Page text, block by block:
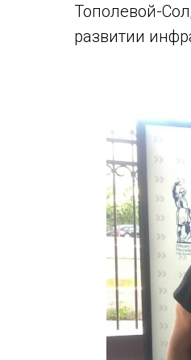
Тополевой-
развитии